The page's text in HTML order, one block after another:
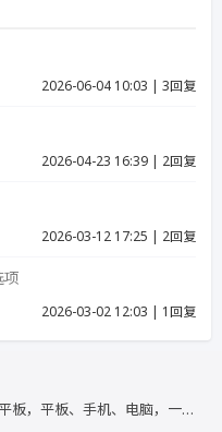
2026-06-04 10:03 | 3回复
2026-04-23 16:39 | 2回复
2026-03-12 17:25 | 2回复
2026-03-02 12:03 | 1回复
平板、手机、电脑，一部到位